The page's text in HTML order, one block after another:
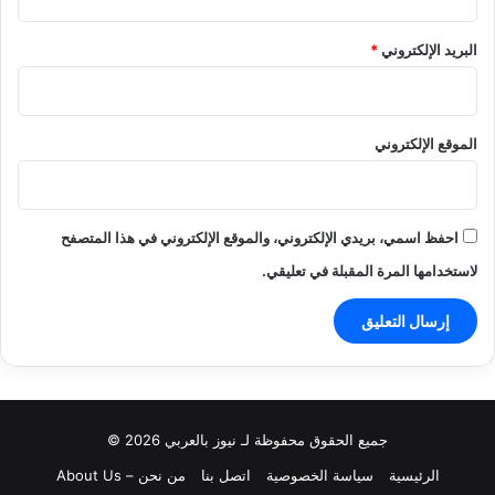
البريد الإلكتروني*
الموقع الإلكتروني
احفظ اسمي، بريدي الإلكتروني، والموقع الإلكتروني في هذا المتصفح
لاستخدامها المرة المقبلة في تعليقي.
جميع الحقوق محفوظة لـ نيوز بالعربي 2026 ©
الرئيسية
سياسة الخصوصية اتصل بنا من نحن – About Us